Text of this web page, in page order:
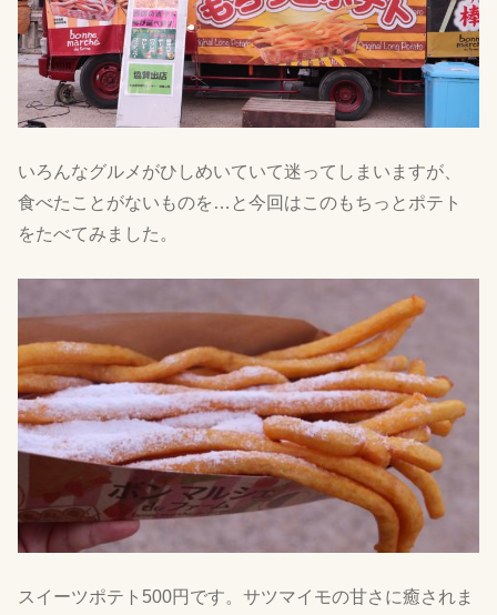
いろんなグルメがひしめいていて迷ってしまいますが、
食べたことがないものを…と今回はこのもちっとポテト
をたべてみました。
スイーツポテト500円です。サツマイモの甘さに癒されま